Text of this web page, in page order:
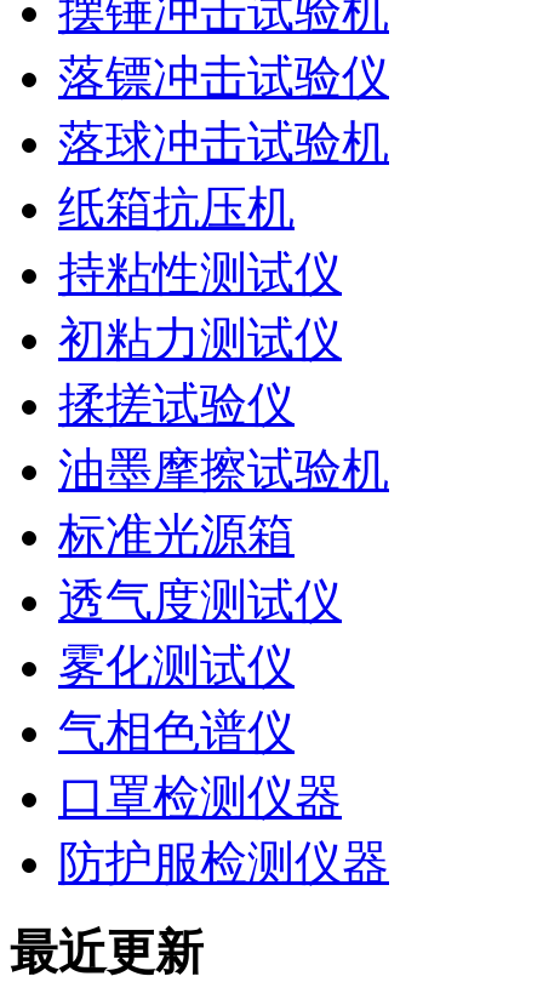
摆锤冲击试验机
落镖冲击试验仪
落球冲击试验机
纸箱抗压机
持粘性测试仪
初粘力测试仪
揉搓试验仪
油墨摩擦试验机
标准光源箱
透气度测试仪
雾化测试仪
气相色谱仪
口罩检测仪器
防护服检测仪器
最近更新